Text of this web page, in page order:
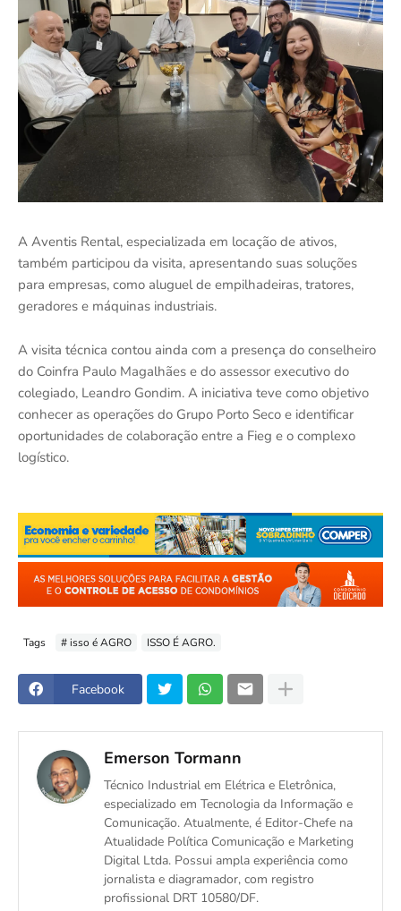
A Aventis Rental, especializada em locação de ativos,
também participou da visita, apresentando suas soluções
para empresas, como aluguel de empilhadeiras, tratores,
geradores e máquinas industriais.
A visita técnica contou ainda com a presença do conselheiro
do Coinfra Paulo Magalhães e do assessor executivo do
colegiado, Leandro Gondim. A iniciativa teve como objetivo
conhecer as operações do Grupo Porto Seco e identificar
oportunidades de colaboração entre a Fieg e o complexo
logístico.
Tags # isso é AGRO ISSO É AGRO.
Facebook
Emerson Tormann
Técnico Industrial em Elétrica e Eletrônica,
especializado em Tecnologia da Informação e
Comunicação. Atualmente, é Editor-Chefe na
Atualidade Política Comunicação e Marketing
Digital Ltda. Possui ampla experiência como
jornalista e diagramador, com registro
profissional DRT 10580/DF.